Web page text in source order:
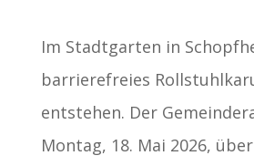
Im Stadtgarten in
barrierefreies
entstehen. Der
Montag, 18. Mai 2026,